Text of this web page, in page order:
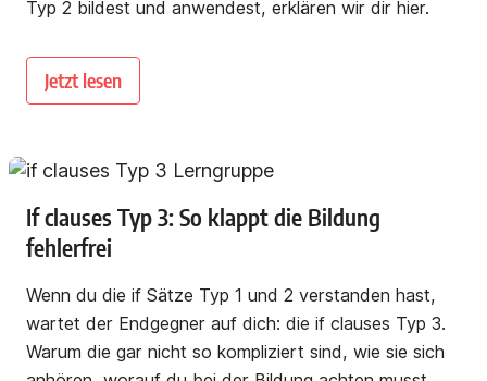
Typ 2 bildest und anwendest, erklären wir dir hier.
Jetzt lesen
If clauses Typ 3: So klappt die Bildung
fehlerfrei
Wenn du die if Sätze Typ 1 und 2 verstanden hast,
wartet der Endgegner auf dich: die if clauses Typ 3.
Warum die gar nicht so kompliziert sind, wie sie sich